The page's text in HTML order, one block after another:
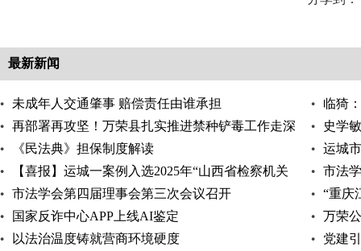
最新新闻
未成年人交通肇事 赔偿责任由谁承担
临猗
再部署再攻坚！万荣县扎实推进禁种铲毒工作走深
走实
史学
《民法典》担保制度解读
运城
开
【喜报】运城一案例入选2025年“山西省检察机关
公益诉讼有代表
市法
市法学会第四届理事会第三次会议召开
“重庆
国家反诈中心APP上线AI鉴定
万荣
动
以法治温度铸就营商环境硬度 党建